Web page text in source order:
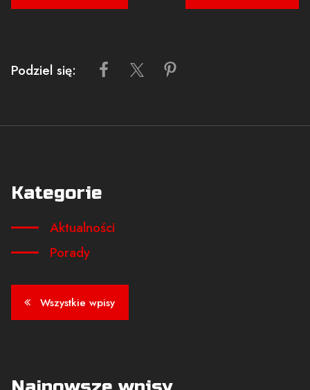
Podziel się:
Kategorie
Aktualności
Porady
Wszystkie wpisy